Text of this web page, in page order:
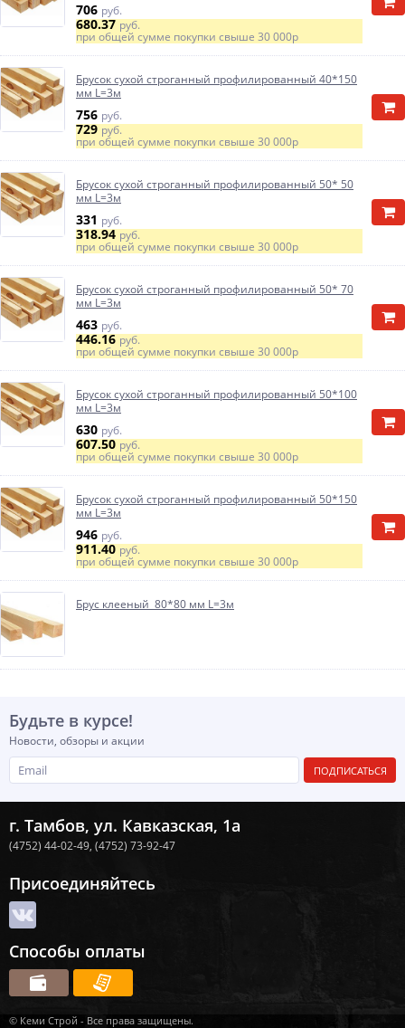
706 руб.
680.37руб.
при общей сумме покупки свыше 30 000р
Брусок сухой строганный профилированный 40*150
мм L=3м
756 руб.
729руб.
при общей сумме покупки свыше 30 000р
Брусок сухой строганный профилированный 50* 50
мм L=3м
331 руб.
318.94руб.
при общей сумме покупки свыше 30 000р
Брусок сухой строганный профилированный 50* 70
мм L=3м
463 руб.
446.16руб.
при общей сумме покупки свыше 30 000р
Брусок сухой строганный профилированный 50*100
мм L=3м
630 руб.
607.50руб.
при общей сумме покупки свыше 30 000р
Брусок сухой строганный профилированный 50*150
мм L=3м
946 руб.
911.40руб.
при общей сумме покупки свыше 30 000р
Брус клееный 80*80 мм L=3м
Будьте в курсе!
Новости, обзоры и акции
ПОДПИСАТЬСЯ
г. Тамбов, ул. Кавказская, 1а
(4752) 44-02-49, (4752) 73-92-47
Присоединяйтесь
Способы оплаты
© Кеми Строй - Все права защищены.